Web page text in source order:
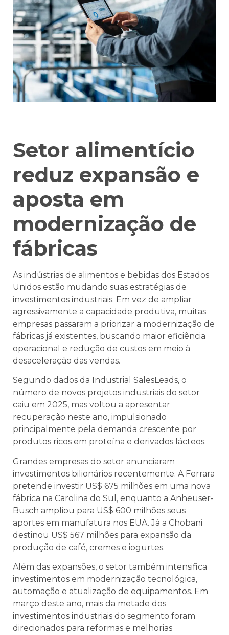
Setor alimentício
reduz expansão e
aposta em
modernização de
fábricas
As indústrias de alimentos e bebidas dos Estados
Unidos estão mudando suas estratégias de
investimentos industriais. Em vez de ampliar
agressivamente a capacidade produtiva, muitas
empresas passaram a priorizar a modernização de
fábricas já existentes, buscando maior eficiência
operacional e redução de custos em meio à
desaceleração das vendas.
Segundo dados da Industrial SalesLeads, o
número de novos projetos industriais do setor
caiu em 2025, mas voltou a apresentar
recuperação neste ano, impulsionado
principalmente pela demanda crescente por
produtos ricos em proteína e derivados lácteos.
Grandes empresas do setor anunciaram
investimentos bilionários recentemente. A Ferrara
pretende investir US$ 675 milhões em uma nova
fábrica na Carolina do Sul, enquanto a Anheuser-
Busch ampliou para US$ 600 milhões seus
aportes em manufatura nos EUA. Já a Chobani
destinou US$ 567 milhões para expansão da
produção de café, cremes e iogurtes.
Além das expansões, o setor também intensifica
investimentos em modernização tecnológica,
automação e atualização de equipamentos. Em
março deste ano, mais da metade dos
investimentos industriais do segmento foram
direcionados para reformas e melhorias